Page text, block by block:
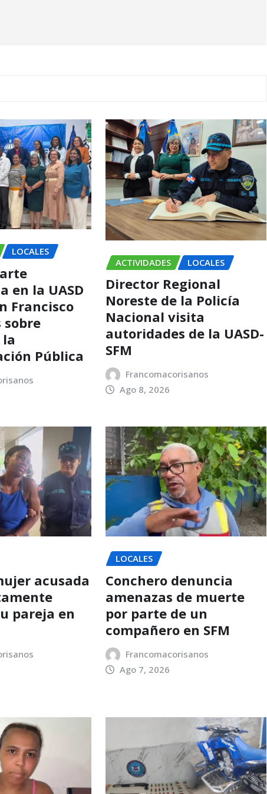
LOCALES
en la UASD
Francisco
sobre
Pública
ACTIVIDADES LOCALES
Director Regional
Noreste de la Policía
Nacional visita
autoridades de la UASD-
SFM
Francomacorisanos
Ago 8, 2026
acusada
pareja en
LOCALES
Conchero denuncia
amenazas de muerte
por parte de un
compañero en SFM
Francomacorisanos
Ago 7, 2026